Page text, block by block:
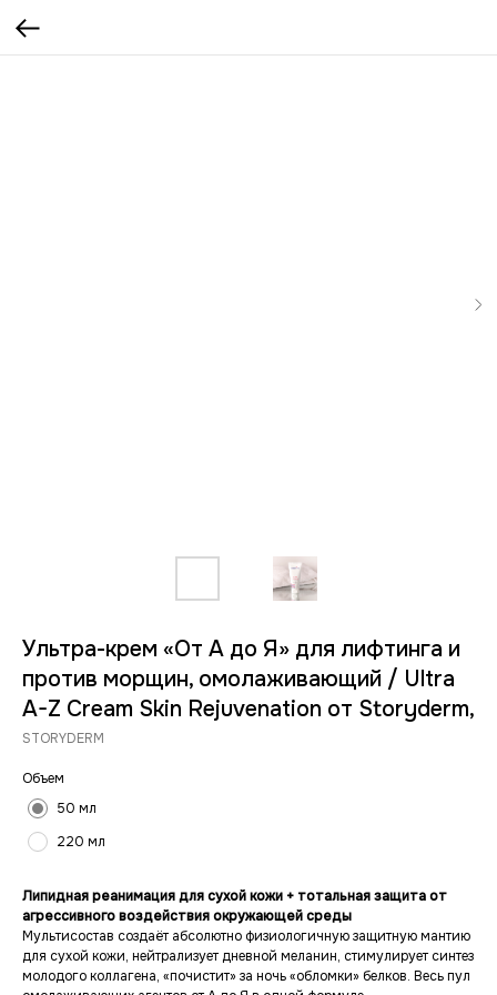
Ультра-крем «От А до Я» для лифтинга и
против морщин, омолаживающий / Ultra
A-Z Cream Skin Rejuvenation от Storyderm,
STORYDERM
Объем
50 мл
220 мл
Липидная реанимация для сухой кожи + тотальная защита от
агрессивного воздействия окружающей среды
Мультисостав создаёт абсолютно физиологичную защитную мантию
для сухой кожи, нейтрализует дневной меланин, стимулирует синтез
молодого коллагена, «почистит» за ночь «обломки» белков. Весь пул